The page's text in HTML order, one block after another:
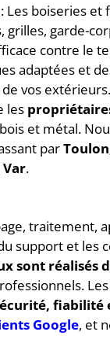
Les boiseries et
grilles, garde-
contre le
adaptées et
vos
les
et métal.
par
.
traitement,
support et les
sont réalisés
fiabilité
Google, et